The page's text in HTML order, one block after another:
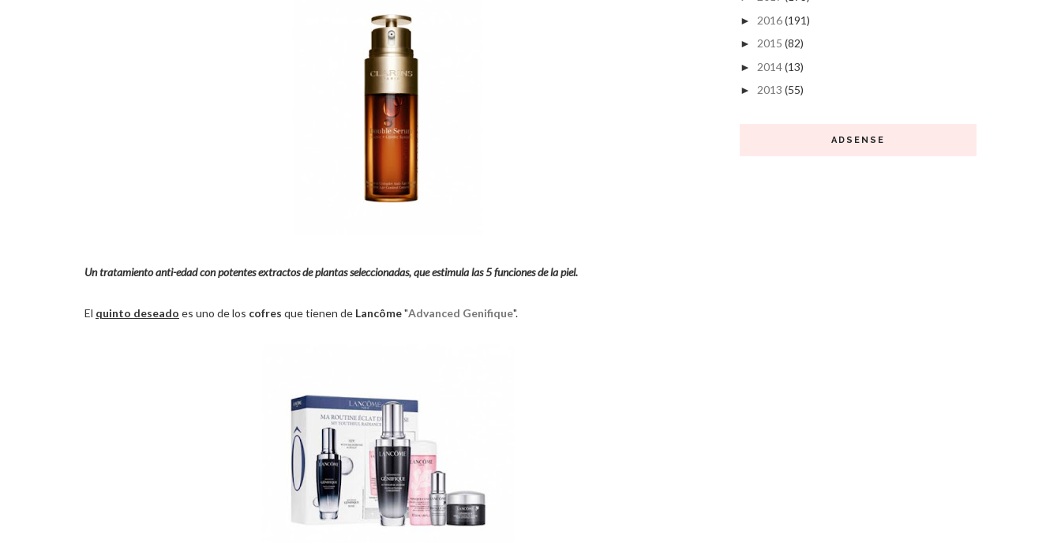
Un tratamiento anti-edad con potentes extractos de plantas seleccionadas, que estimula las 5 funciones de la piel.
El quinto deseado es uno de los cofres que tienen de Lancôme"Advanced Genifique".
► 2016(191)
► 2015 (82)
► 2014(13)
► 2013 (55)
ADSENSE